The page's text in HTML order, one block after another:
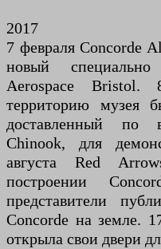
2017
7 февраля Concorde
новый
Aerospace
территорию музея
доставленный по
Chinook, для
августа Red
построении
представители
Concorde на земле.
открыла свои двери